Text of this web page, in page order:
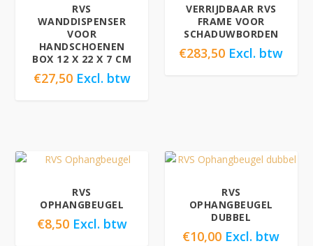
RVS
WANDDISPENSER
VOOR
HANDSCHOENEN
BOX 12 X 22 X 7 CM
€27,50 Excl. btw
VERRIJDBAAR RVS
FRAME VOOR
SCHADUWBORDEN
€283,50 Excl. btw
RVS
OPHANGBEUGEL
€8,50 Excl. btw
RVS
OPHANGBEUGEL
DUBBEL
€10,00 Excl. btw